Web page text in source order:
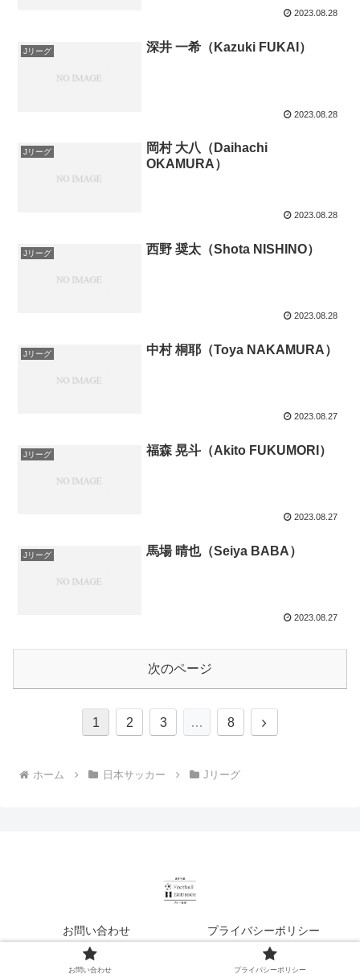
2023.08.28
Jリーグ 深井 一希（Kazuki FUKAI）
2023.08.28
Jリーグ
岡村 大八（Daihachi
OKAMURA）
2023.08.28
Jリーグ 西野 奨太（Shota NISHINO）
2023.08.28
Jリーグ 中村 桐耶（Toya NAKAMURA）
2023.08.27
Jリーグ 福森 晃斗（Akito FUKUMORI）
2023.08.27
Jリーグ 馬場 晴也（Seiya BABA）
2023.08.27
次のページ
1 2 3 … 8
次
ホーム 日本サッカー Jリーグ
お問い合わせ プライバシーポリシー
© 2023 Football Entrance【フットボールエントランス】.
お問い合わせ プライバシーポリシー